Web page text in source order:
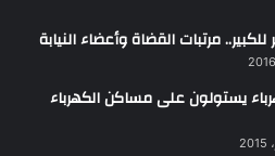
مرتبات القضاة وأعضاء النيابة
يستولون على مساكن الكهرباء